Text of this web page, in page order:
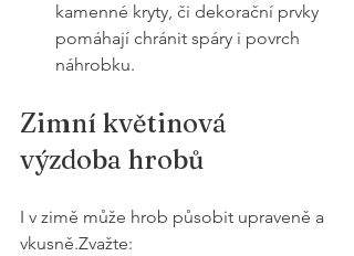
kamenné kryty, či dekorační prvky
pomáhají chránit spáry i povrch
náhrobku.
Zimní květinová
výzdoba hrobů
I v zimě může hrob působit upraveně a
vkusně.Zvažte: